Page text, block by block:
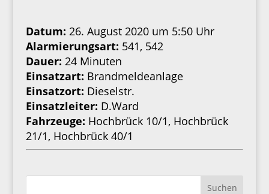
Datum: 26. August 2020 um 5:50 Uhr
Alarmierungsart: 541, 542
Dauer: 24 Minuten
Einsatzart: Brandmeldeanlage
Einsatzort: Dieselstr.
Einsatzleiter: D.Ward
Fahrzeuge: Hochbrück 10/1, Hochbrück
21/1, Hochbrück 40/1
Suchen